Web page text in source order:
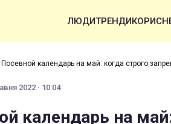
ЛЮДИТРЕНДИ
Посевной календарь на май: когда строго
2022 · 10:04
календарь на